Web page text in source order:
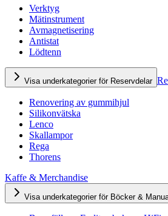
Verktyg
Mätinstrument
Avmagnetisering
Antistat
Lödtenn
Visa underkategorier för Reservdelar
Renovering av gummihjul
Silikonvätska
Lenco
Skallampor
Rega
Thorens
Kaffe & Merchandise
Visa underkategorier för Böcker &